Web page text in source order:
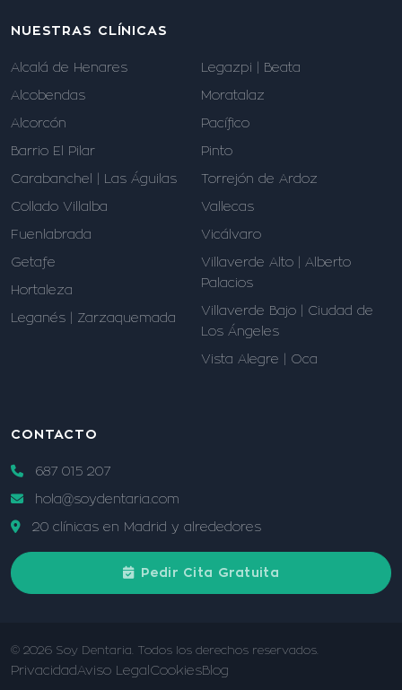
NUESTRAS CLÍNICAS
Alcalá de Henares
Alcobendas
Alcorcón
Barrio El Pilar
Carabanchel | Las Águilas
Collado Villalba
Fuenlabrada
Getafe
Hortaleza
Leganés | Zarzaquemada
Legazpi | Beata
Moratalaz
Pacífico
Pinto
Torrejón de Ardoz
Vallecas
Vicálvaro
Villaverde Alto | Alberto
Palacios
Villaverde Bajo | Ciudad de
Los Ángeles
Vista Alegre | Oca
CONTACTO
687 015 207
hola@soydentaria.com
20 clínicas en Madrid y alrededores
Pedir Cita Gratuita
© 2026 Soy Dentaria. Todos los derechos reservados.
Privacidad Aviso Legal CookiesBlog